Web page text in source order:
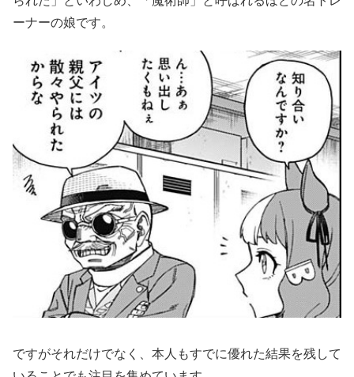
ーナーの娘です。
ですがそれだけでなく、本人もすでに優れた結果を残して